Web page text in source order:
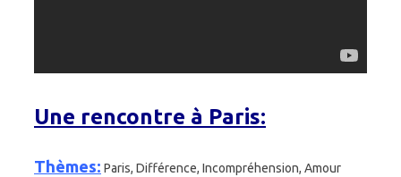
Une rencontre à Paris:
Thèmes: Paris, Différence, Incompréhension, Amour